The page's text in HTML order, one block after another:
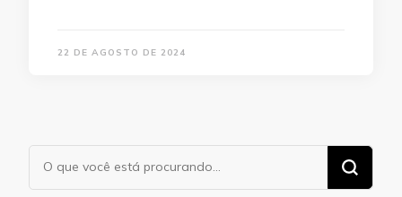
22 DE AGOSTO DE 2024
Procurando
algo?